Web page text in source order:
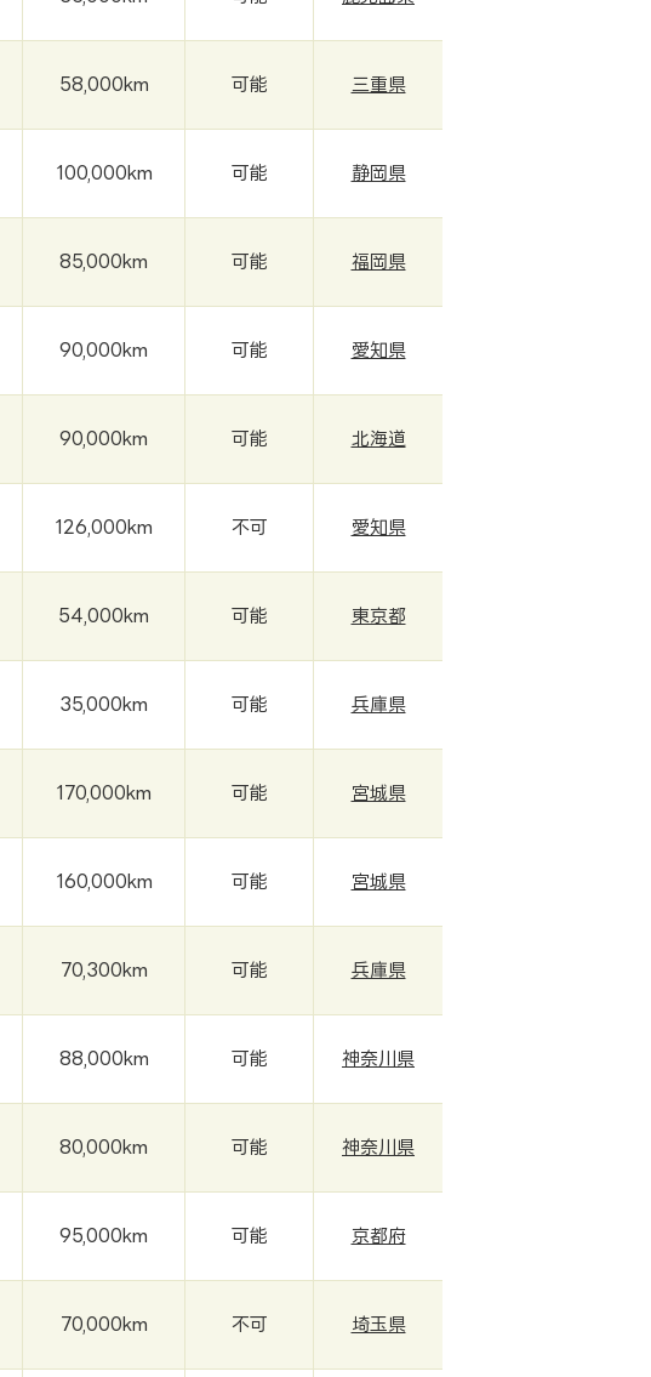
58,000km 可能 三重県
100,000km 可能 静岡県
85,000km 可能 福岡県
90,000km 可能 愛知県
90,000km 可能 北海道
126,000km 不可 愛知県
54,000km 可能 東京都
35,000km 可能 兵庫県
170,000km 可能 宮城県
160,000km 可能 宮城県
70,300km 可能 兵庫県
88,000km 可能 神奈川県
80,000km 可能 神奈川県
95,000km 可能 京都府
70,000km 不可 埼玉県